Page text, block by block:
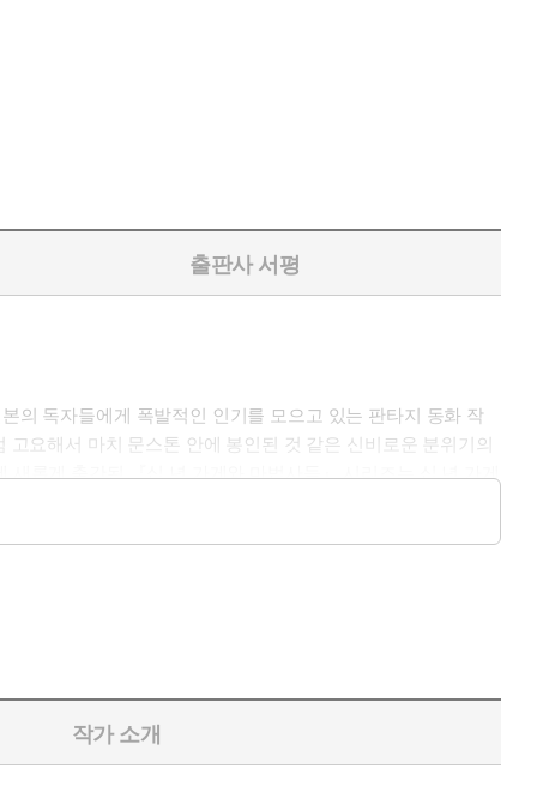
출판사 서평
의 독자들에게 폭발적인 인기를 모으고 있는 판타지 동화 작
요해서 마치 문스톤 안에 봉인된 것 같은 신비로운 분위기의
롭게 출간된 『십 년 가게와 마법사들』 시리즈는 십 년 가게
작가 소개